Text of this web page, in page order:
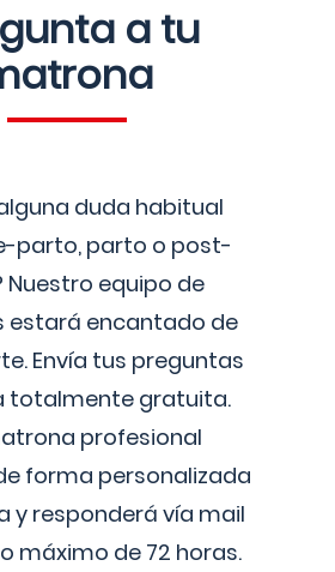
a tu
duda habitual
parto, parto o post-
Nuestro equipo de
estará encantado de
Envía tus preguntas
totalmente gratuita.
profesional
forma personalizada
y responderá vía mail
máximo de 72 horas.